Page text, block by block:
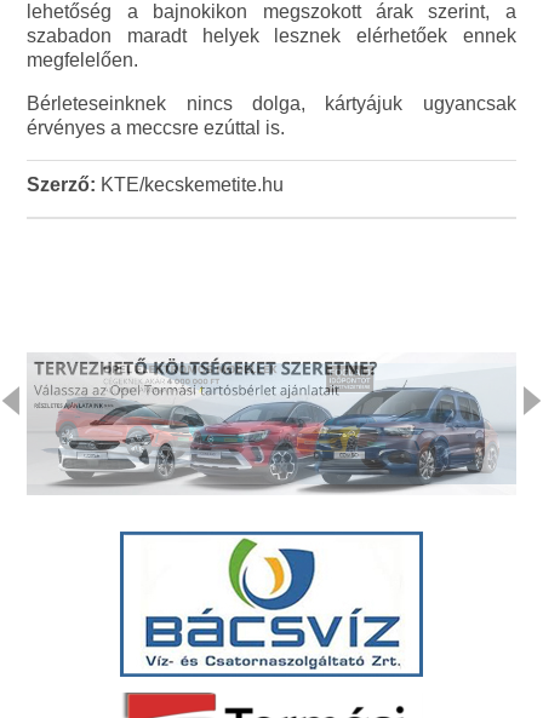
lehetőség a bajnokikon megszokott árak szerint, a
szabadon maradt helyek lesznek elérhetőek ennek
megfelelően.
Bérleteseinknek nincs dolga, kártyájuk ugyancsak
érvényes a meccsre ezúttal is.
Szerző: KTE/kecskemetite.hu